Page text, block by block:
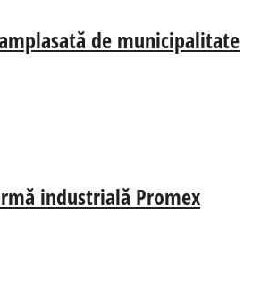
de municipalitate
industrială Promex